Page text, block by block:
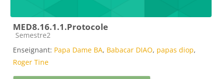
MED8.16.1.1.Protocole
Catégorie de cours
Semestre2
Enseignant: Papa Dame BA, Babacar DIAO, papas diop,
Roger Tine